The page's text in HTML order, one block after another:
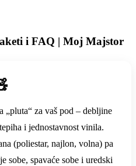
i FAQ | Moj Majstor
„pluta“ za vaš pod – debljine
i jednostavnost vinila.
(poliestar, najlon, volna) pa
sobe, spavaće sobe i uredski